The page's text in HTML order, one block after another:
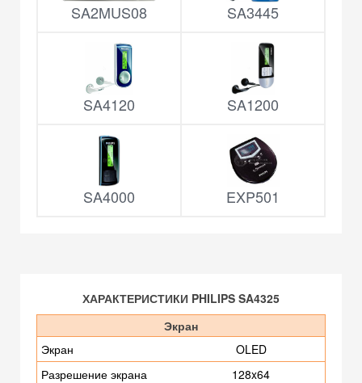
SA2MUS08 SA3445
SA4120 SA1200
SA4000 EXP501
ХАРАКТЕРИСТИКИ PHILIPS SA4325
Экран
Экран
OLED
Разрешение экрана
128x64